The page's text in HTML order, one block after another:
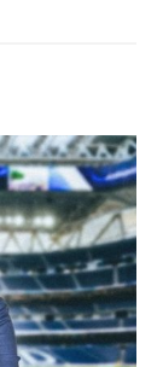
la Audiencia
Nicolás Maduro
para
con